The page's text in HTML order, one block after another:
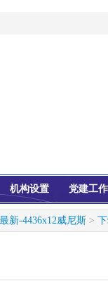
机构设置 党建工作
新-4436x12威尼斯 >